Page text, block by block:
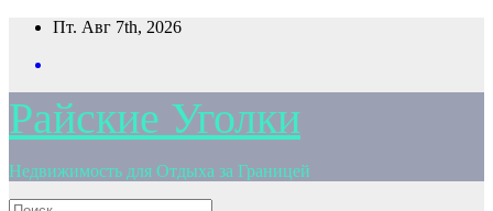
Перейти
содержимому
Пт. Авг 7th, 2026
Райские Уголки
Недвижимость для Отдыха за Границей